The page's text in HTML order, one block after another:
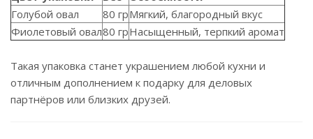
Голубой овал
80 грМягкий, благородный вкус
Фиолетовый овал80 грНасыщенный, терпкий аромат
Такая упаковка станет украшением любой кухни и
отличным дополнением к подарку для деловых
партнёров или близких друзей.